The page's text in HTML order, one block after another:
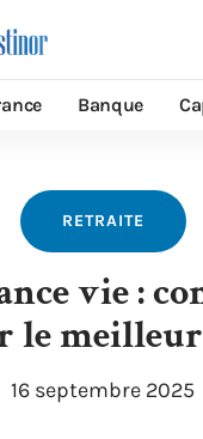
Banque
RETRAITE
vie :
le meilleur
16 septembre 2025